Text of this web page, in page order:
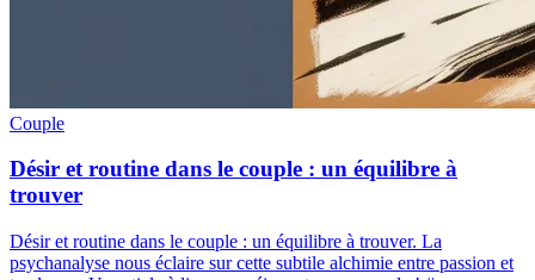
Couple
Désir et routine dans le couple : un équilibre à
trouver
Désir et routine dans le couple : un équilibre à trouver. La
psychanalyse nous éclaire sur cette subtile alchimie entre passion et